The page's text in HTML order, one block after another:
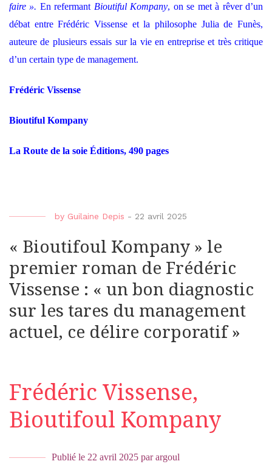
faire ». En refermant Bioutiful Kompany, on se met à rêver d’un
débat entre Frédéric Vissense et la philosophe Julia de Funès,
auteure de plusieurs essais sur la vie en entreprise et très critique
d’un certain type de management.
Frédéric Vissense
Bioutiful Kompany
La Route de la soie Éditions, 490 pages
by Guilaine Depis - 22 avril 2025
« Bioutifoul Kompany » le
premier roman de Frédéric
Vissense : « un bon diagnostic
sur les tares du management
actuel, ce délire corporatif »
Frédéric Vissense,
Bioutifoul Kompany
Publié le 22 avril 2025 par argoul